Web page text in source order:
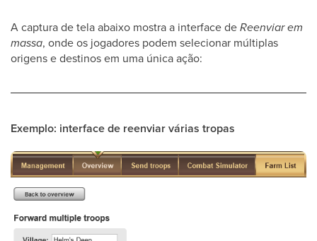
A captura de tela abaixo mostra a interface deReenviar em
massa, onde os jogadores podem selecionar múltiplas
origens e destinos em uma única ação:
Exemplo: interface de reenviar várias tropas